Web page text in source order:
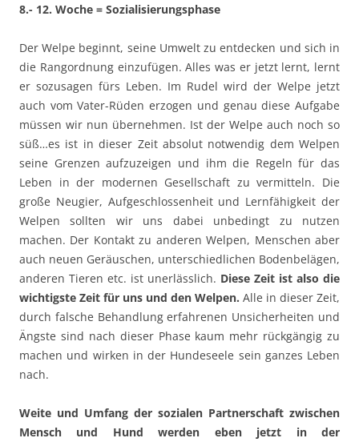
8.- 12. Woche = Sozialisierungsphase
Der Welpe beginnt, seine Umwelt zu entdecken und sich in
die Rangordnung einzufügen. Alles was er jetzt lernt, lernt
er sozusagen fürs Leben. Im Rudel wird der Welpe jetzt
auch vom Vater-Rüden erzogen und genau diese Aufgabe
müssen wir nun übernehmen. Ist der Welpe auch noch so
süß…es ist in dieser Zeit absolut notwendig dem Welpen
seine Grenzen aufzuzeigen und ihm die Regeln für das
Leben in der modernen Gesellschaft zu vermitteln. Die
große Neugier, Aufgeschlossenheit und Lernfähigkeit der
Welpen sollten wir uns dabei unbedingt zu nutzen
machen. Der Kontakt zu anderen Welpen, Menschen aber
auch neuen Geräuschen, unterschiedlichen Bodenbelägen,
anderen Tieren etc. ist unerlässlich. Diese Zeit ist also die
wichtigste Zeit für uns und den Welpen. Alle in dieser Zeit,
durch falsche Behandlung erfahrenen Unsicherheiten und
Ängste sind nach dieser Phase kaum mehr rückgängig zu
machen und wirken in der Hundeseele sein ganzes Leben
nach.
Weite und Umfang der sozialen Partnerschaft zwischen
Mensch und Hund werden eben jetzt in der